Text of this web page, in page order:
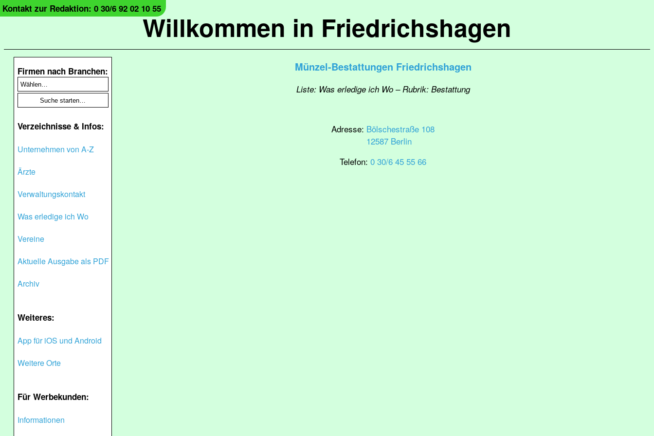
Willkommen in Friedrichshagen
Kontakt zur Redaktion: 0 30/6 92 02 10 55
Firmen nach Branchen:
Verzeichnisse & Infos:
Unternehmen von A-Z
Ärzte
Verwaltungskontakt
Was erledige ich Wo
Vereine
Aktuelle Ausgabe als PDF
Archiv
Weiteres:
App für iOS und Android
Weitere Orte
Für Werbekunden:
Informationen
Münzel-Bestattungen Friedrichshagen
Liste: Was erledige ich Wo – Rubrik: Bestattung
Adresse: Bölschestraße 108
12587 Berlin
Telefon: 0 30/6 45 55 66